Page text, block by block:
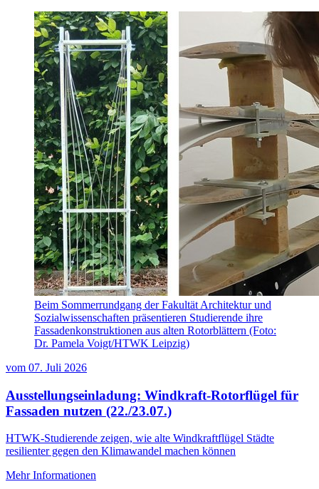
Beim Sommerrundgang der Fakultät Architektur und
Sozialwissenschaften präsentieren Studierende ihre
Fassadenkonstruktionen aus alten Rotorblättern (Foto:
Dr. Pamela Voigt/HTWK Leipzig)
vom 07. Juli 2026
Ausstellungseinladung: Windkraft-Rotorflügel für
Fassaden nutzen (22./23.07.)
HTWK-Studierende zeigen, wie alte Windkraftflügel Städte
resilienter gegen den Klimawandel machen können
Mehr Informationen